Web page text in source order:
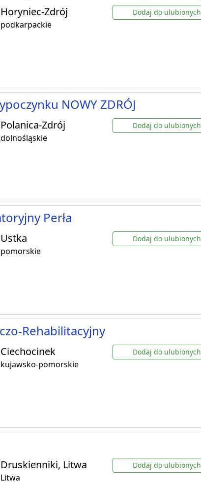
Horyniec-Zdrój
podkarpackie
Dodaj do ulubionych
NOWY ZDRÓJ
Polanica-Zdrój
dolnośląskie
Dodaj do ulubionych
Perła
Ustka
pomorskie
Dodaj do ulubionych
Rehabilitacyjny
Ciechocinek
kujawsko-pomorskie
Dodaj do ulubionych
Druskienniki, Litwa
Litwa
Dodaj do ulubionych